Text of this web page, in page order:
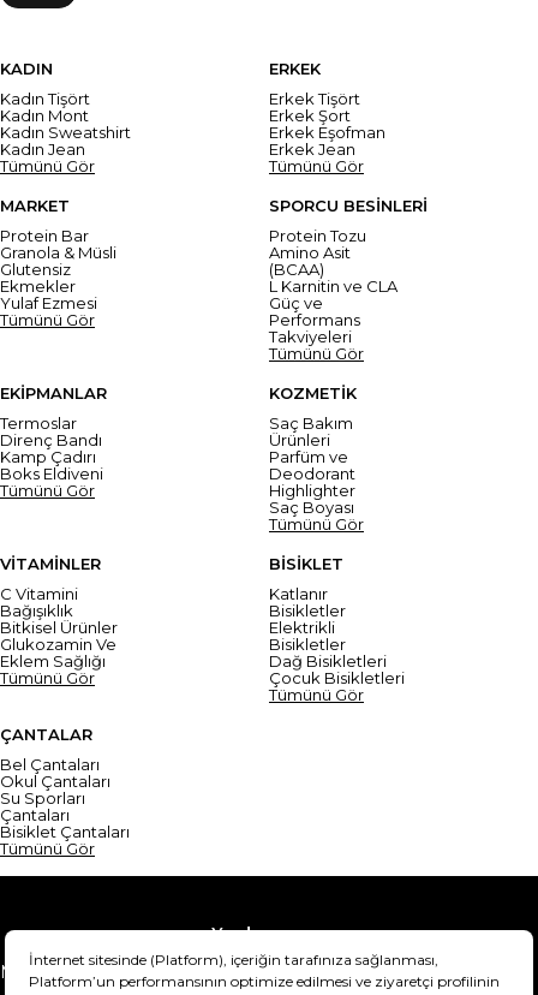
KADIN
Kadın Tişört
Kadın Mont
Kadın Sweatshirt
Kadın Jean
Tümünü Gör
ERKEK
Erkek Tişört
Erkek Şort
Erkek Eşofman
Erkek Jean
Tümünü Gör
MARKET
Protein Bar
Granola & Müsli
Glutensiz
Ekmekler
Yulaf Ezmesi
Tümünü Gör
SPORCU BESİNLERİ
Protein Tozu
Amino Asit
(BCAA)
L Karnitin ve CLA
Güç ve
Performans
Takviyeleri
Tümünü Gör
EKİPMANLAR
Termoslar
Direnç Bandı
Kamp Çadırı
Boks Eldiveni
Tümünü Gör
KOZMETİK
Saç Bakım
Ürünleri
Parfüm ve
Deodorant
Highlighter
Saç Boyası
Tümünü Gör
VİTAMİNLER
C Vitamini
Bağışıklık
Bitkisel Ürünler
Glukozamin Ve
Eklem Sağlığı
Tümünü Gör
BİSİKLET
Katlanır
Bisikletler
Elektrikli
Bisikletler
Dağ Bisikletleri
Çocuk Bisikletleri
Tümünü Gör
ÇANTALAR
Bel Çantaları
Okul Çantaları
Su Sporları
Çantaları
Bisiklet Çantaları
Tümünü Gör
Yardım
Mesafeli Satış Sözleşmesi
Teslimat Bilgisi